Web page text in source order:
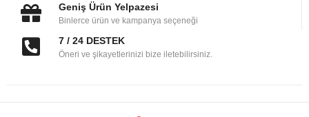
Geniş Ürün Yelpazesi
Binlerce ürün ve kampanya seçeneği
7 / 24 DESTEK
Öneri ve şikayetlerinizi bize iletebilirsiniz.